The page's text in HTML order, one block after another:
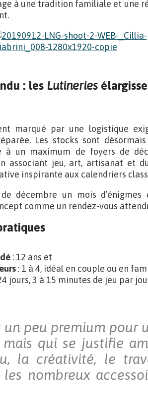
à une tradition familiale et une
: les Lutineries
marqué par une logistique
Les stocks sont
à un maximum de foyers de
associant jeu, art, artisanat et
inspirante aux calendriers
de décembre un mois
comme un rendez-vous
: 12 ans et
: 1 à 4, idéal en couple ou en
jours, 3 à 15 minutes de jeu par
un peu premium pour
mais qui se justifie
la créativité, le
les nombreux